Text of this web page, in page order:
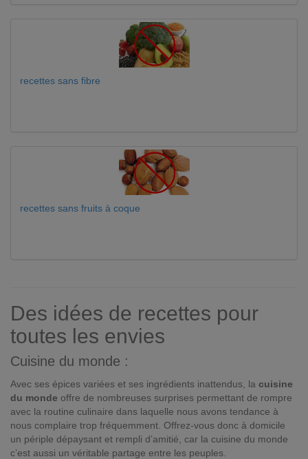
recettes sans fibre
recettes sans fruits à coque
Des idées de recettes pour
toutes les envies
Cuisine du monde :
Avec ses épices variées et ses ingrédients inattendus, la cuisine
du monde offre de nombreuses surprises permettant de rompre
avec la routine culinaire dans laquelle nous avons tendance à
nous complaire trop fréquemment. Offrez-vous donc à domicile
un périple dépaysant et rempli d’amitié, car la cuisine du monde
c’est aussi un véritable partage entre les peuples.